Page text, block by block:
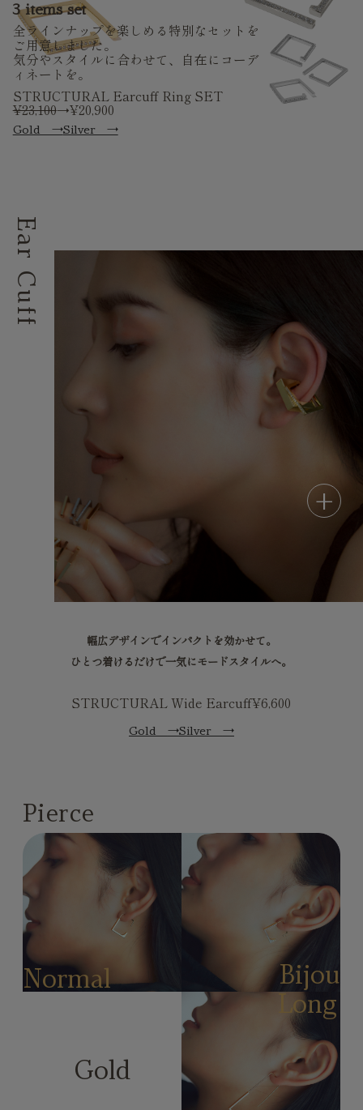
3 items set
全ラインナップを楽しめる特別なセットを
ご用意しました。
気分やスタイルに合わせて、自在にコーデ
ィネートを。
STRUCTURAL Earcuff Ring SET
¥23,100→¥20,900
Gold →Silver →
Ear Cuff
幅広デザインでインパクトを効かせて。
ひとつ着けるだけで一気にモードスタイルへ。
STRUCTURAL Wide Earcuff¥6,600
Gold →Silver →
Pierce
Normal Bijou
Gold
Long